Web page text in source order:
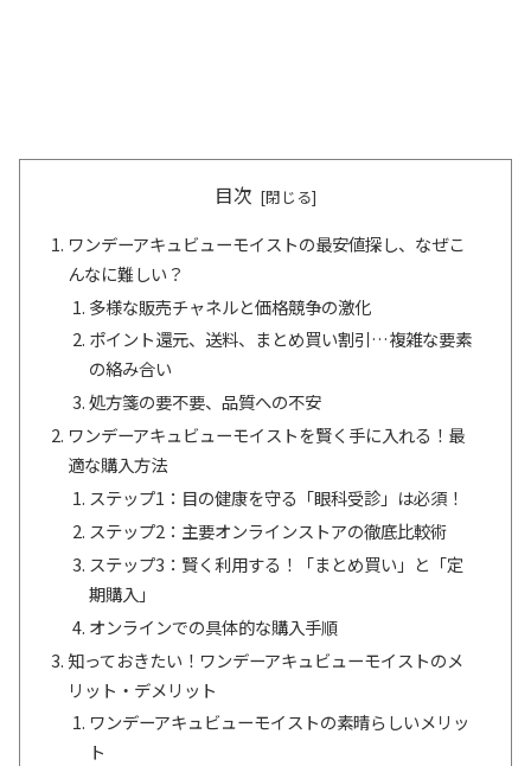
目次
ワンデーアキュビューモイストの最安値探し、なぜこ
んなに難しい？
多様な販売チャネルと価格競争の激化
ポイント還元、送料、まとめ買い割引…複雑な要素
の絡み合い
処方箋の要不要、品質への不安
ワンデーアキュビューモイストを賢く手に入れる！最
適な購入方法
ステップ1：目の健康を守る「眼科受診」は必須！
ステップ2：主要オンラインストアの徹底比較術
ステップ3：賢く利用する！「まとめ買い」と「定
期購入」
オンラインでの具体的な購入手順
知っておきたい！ワンデーアキュビューモイストのメ
リット・デメリット
ワンデーアキュビューモイストの素晴らしいメリッ
ト